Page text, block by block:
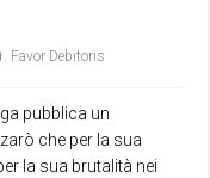
Favor Debitoris
pubblica un
che per la sua
la sua brutalità nei